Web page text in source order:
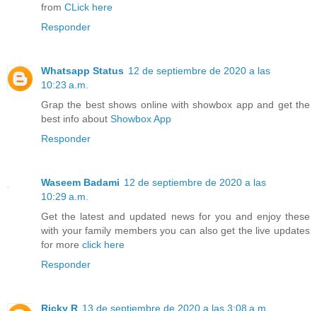
from CLick here
Responder
Whatsapp Status 12 de septiembre de 2020 a las
10:23 a.m.
Grap the best shows online with showbox app and get the
best info about Showbox App
Responder
Waseem Badami 12 de septiembre de 2020 a las
10:29 a.m.
Get the latest and updated news for you and enjoy these
with your family members you can also get the live updates
for more click here
Responder
Ricky R 13 de septiembre de 2020 a las 3:08 a.m.